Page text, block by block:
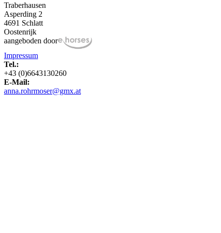
Traberhausen
Asperding 2
4691 Schlatt
Oostenrijk
aangeboden door
Impressum
Tel.:
+43 (0)6643130260
E-Mail:
anna.rohrmoser@gmx.at